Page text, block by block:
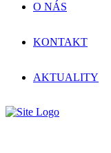
O NÁS
KONTAKT
AKTUALITY